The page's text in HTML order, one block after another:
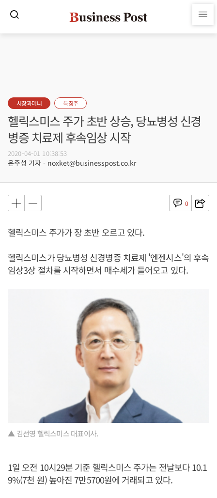
시장과머니 특징주
헬릭스미스 주가 초반 상승, 당뇨병성 신경
병증 치료제 후속임상 시작
2020-04-01 10:38:53
은주성 기자 - noxket@businesspost.co.kr
0
헬릭스미스 주가가 장 초반 오르고 있다.
헬릭스미스가 당뇨병성 신경병증 치료제 '엔젠시스'의 후속
임상3상 절차를 시작하면서 매수세가 들어오고 있다.
▲ 김선영 헬릭스미스 대표이사.
1일 오전 10시29분 기준 헬릭스미스 주가는 전날보다 10.1
9%(7천 원) 높아진 7만5700원에 거래되고 있다.